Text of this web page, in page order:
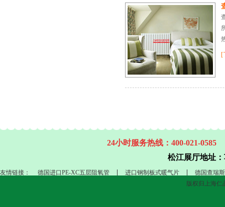
[
24小时服务热线：400-021-0585
松江展厅地址：
友情链接： 德国进口PE-XC五层阻氧管 进口钢制板式暖气片
德国查瑞斯
版权归上海